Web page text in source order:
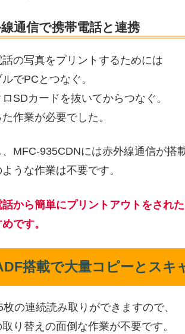
通信で携帯電話と連携
の写真をプリントするためには
でPCとつなぐ。
SDカードを抜いてからつなぐ。
作業が必要でした。
、MFC-935CDNには赤外線通信が搭
うな作業は不要です。
から簡単にプリントアウトをされ
です。
搭載で大量コピーとスキ
枚の連続読み取りができますので、
り替えの面倒な作業が不要です。